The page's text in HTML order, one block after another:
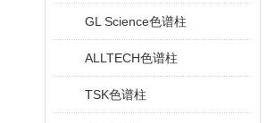
GL Science色谱柱
ALLTECH色谱柱
TSK色谱柱